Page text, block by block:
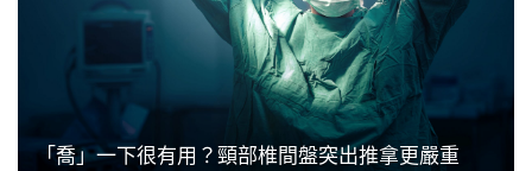
「喬」一下很有用？頸部椎間盤突出推拿更嚴重